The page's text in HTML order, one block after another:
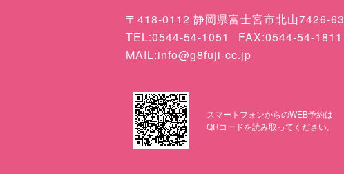
〒418-0112 静岡県富士宮市北山7426-63
TEL:0544-54-1051
FAX:0544-54-1811
MAIL:info@g8fuji-cc.jp
スマートフォンからのWEB予約は
QRコードを読み取ってください。